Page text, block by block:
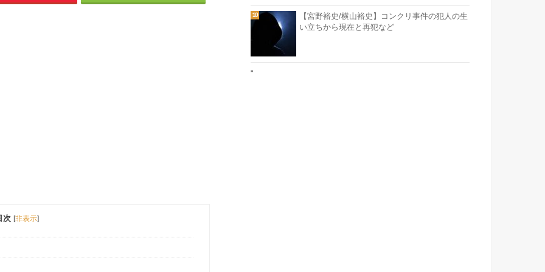
次 [非表示]
【宮野裕史/横山裕史】コンクリ事件の犯人の生
い立ちから現在と再犯など
"